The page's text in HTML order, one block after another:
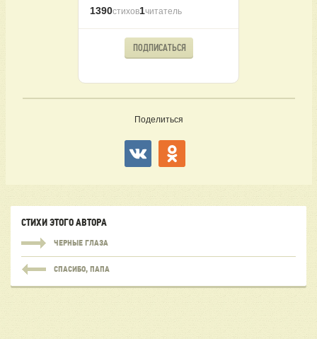
1390стихов1читатель
ПОДПИСАТЬСЯ
Поделиться
СТИХИ ЭТОГО АВТОРА
ЧЕРНЫЕ ГЛАЗА
СПАСИБО, ПАПА